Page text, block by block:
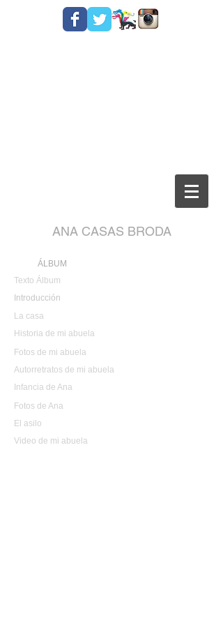
ANA CASAS BRODA
ÁLBUM
Texto Álbum
Introducción
La casa
Historia de mi abuela
Fotos de mi abuela
Autorretratos de mi abuela
Infancia de Ana
Fotos de Ana
El asilo
Video de mi abuela